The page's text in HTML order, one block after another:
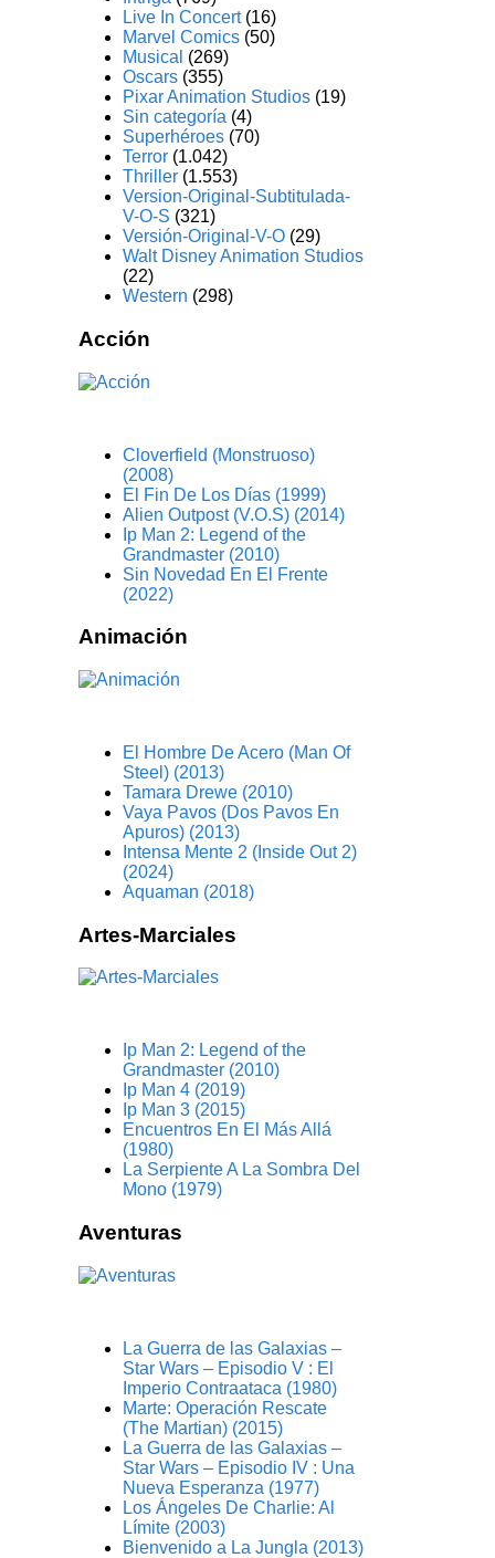
Live In Concert(16)
Marvel Comics (50)
Musical (269)
Oscars (355)
Pixar Animation Studios (19)
Sin categoría (4)
Superhéroes (70)
Terror (1.042)
Thriller (1.553)
Version-Original-Subtitulada-
V-O-S (321)
Versión-Original-V-O (29)
Walt Disney Animation Studios
(22)
Western (298)
Acción
Cloverfield (Monstruoso)
(2008)
El Fin De Los Días (1999)
Alien Outpost (V.O.S) (2014)
Ip Man 2: Legend of the
Grandmaster (2010)
Sin Novedad En El Frente
(2022)
Animación
El Hombre De Acero (Man Of
Steel) (2013)
Tamara Drewe (2010)
Vaya Pavos (Dos Pavos En
Apuros) (2013)
Intensa Mente 2 (Inside Out 2)
(2024)
Aquaman (2018)
Artes-Marciales
Ip Man 2: Legend of the
Grandmaster (2010)
Ip Man 4 (2019)
Ip Man 3 (2015)
Encuentros En El Más Allá
(1980)
La Serpiente A La Sombra Del
Mono (1979)
Aventuras
La Guerra de las Galaxias –
Star Wars – Episodio V : El
Imperio Contraataca (1980)
Marte: Operación Rescate
(The Martian) (2015)
La Guerra de las Galaxias –
Star Wars – Episodio IV : Una
Nueva Esperanza (1977)
Los Ángeles De Charlie: Al
Límite (2003)
Bienvenido a La Jungla (2013)